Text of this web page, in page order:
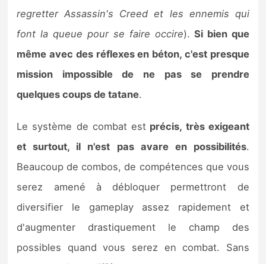
regretter Assassin's Creed et les ennemis qui
font la queue pour se faire occire). Si bien que
même avec des réflexes en béton, c'est presque
mission impossible de ne pas se prendre
quelques coups de tatane.
Le système de combat est précis, très exigeant
et surtout, il n'est pas avare en possibilités.
Beaucoup de combos, de compétences que vous
serez amené à débloquer permettront de
diversifier le gameplay assez rapidement et
d'augmenter drastiquement le champ des
possibles quand vous serez en combat. Sans